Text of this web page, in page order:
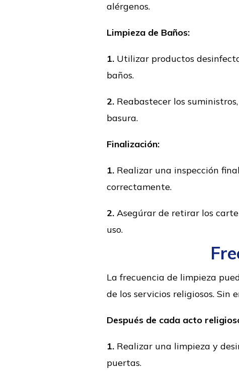
alérgenos.
Limpieza de Baños:
1. Utilizar productos
baños.
2. Reabastecer los
basura.
Finalización:
1. Realizar una inspección
correctamente.
2. Asegúrar de retirar los
uso.
La frecuencia de limpieza
de los servicios religiosos. Sin
Después de cada acto
1. Realizar una limpieza y
puertas.